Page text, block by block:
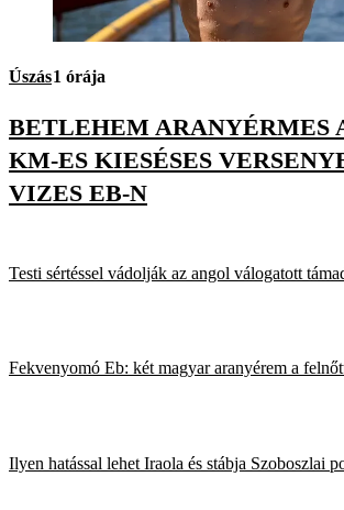
Úszás1 órája
BETLEHEM ARANYÉRMES
KM-ES KIESÉSES
VIZES EB-N
Testi sértéssel vádolják az angol válogatott
Fekvenyomó Eb: két magyar aranyérem a
Ilyen hatással lehet Iraola és stábja Szoboszlai